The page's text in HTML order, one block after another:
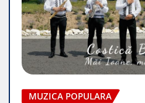
MUZICA POPULARA